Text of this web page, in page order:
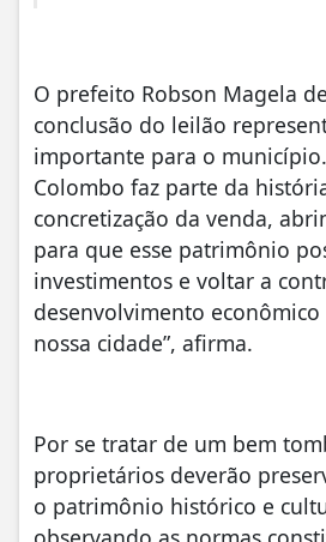
O prefeito Robson Magela
conclusão do leilão
importante para o
Colombo faz parte da
concretização da venda,
para que esse patrimônio
investimentos e voltar a
desenvolvimento
nossa cidade”, afirma.
Por se tratar de um bem
proprietários deverão
o patrimônio histórico e